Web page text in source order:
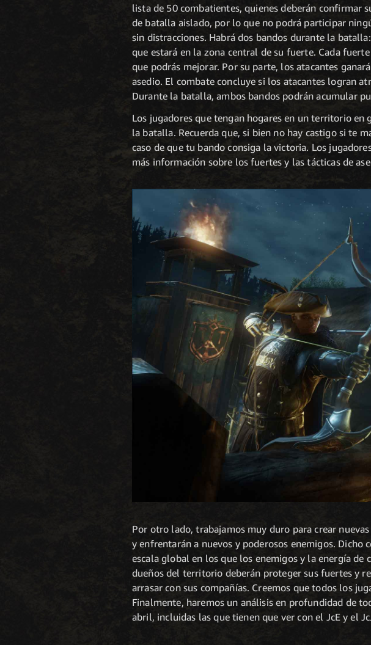
lista de 50 combatientes, quienes deberán confirmar
de batalla aislado, por lo que no podrá participar
sin distracciones. Habrá dos bandos durante la
que estará en la zona central de su fuerte. Cada
que podrás mejorar. Por su parte, los atacantes
asedio. El combate concluye si los atacantes logran
Durante la batalla, ambos bandos podrán acumular
Los jugadores que tengan hogares en un territorio
la batalla. Recuerda que, si bien no hay castigo si te
caso de que tu bando consiga la victoria. Los
más información sobre los fuertes y las tácticas de
Por otro lado, trabajamos muy duro para crear
y enfrentarán a nuevos y poderosos enemigos. Dicho
escala global en los que los enemigos y la energía
dueños del territorio deberán proteger sus fuertes y
arrasar con sus compañías. Creemos que todos los
Finalmente, haremos un análisis en profundidad de
abril, incluidas las que tienen que ver con el JcE y el